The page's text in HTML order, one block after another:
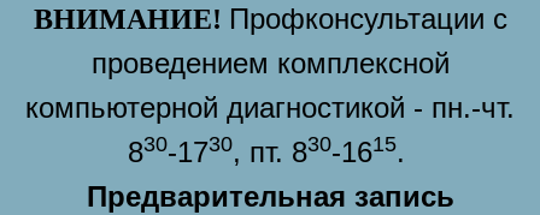
ВНИМАНИЕ! Профконсультации с
проведением комплексной
компьютерной диагностикой - пн.-чт.
830-1730, пт. 830-1615.
Предварительная запись